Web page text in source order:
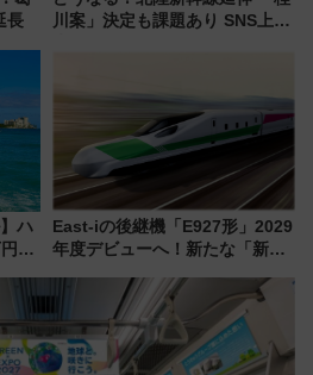
長
川案」決定も課題あり SNS上の
ハ
台
East-iの後継機「E927形」2029
年度デビューへ！新たな「新幹
説【JR東日本】